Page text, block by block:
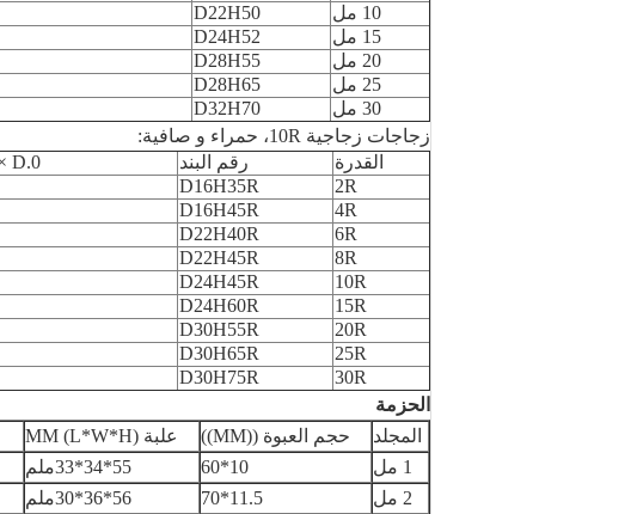
10 مل
D22H50
15 مل
D24H52
20 مل
D28H55
25 مل
D28H65
30 مل
D32H70
زجاجات زجاجية 10R، حمراء و صافية:
القدرة
رقم البند 0.D × الارتفاع (ملم)
2R
D16H35R
4R
D16H45R
6R
D22H40R
8R
D22H45R
10R
D24H45R
15R
D24H60R
20R
D30H55R
25R
D30H65R
30R
D30H75R
الحزمة
المجلد
حجم العبوة ((MM)) علبة (L*W*H) MM
1 مل
10*60 55*34*33ملم
2 مل
11.5*70 56*36*30ملم